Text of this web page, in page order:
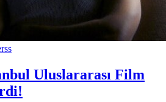
Uluslararası Film